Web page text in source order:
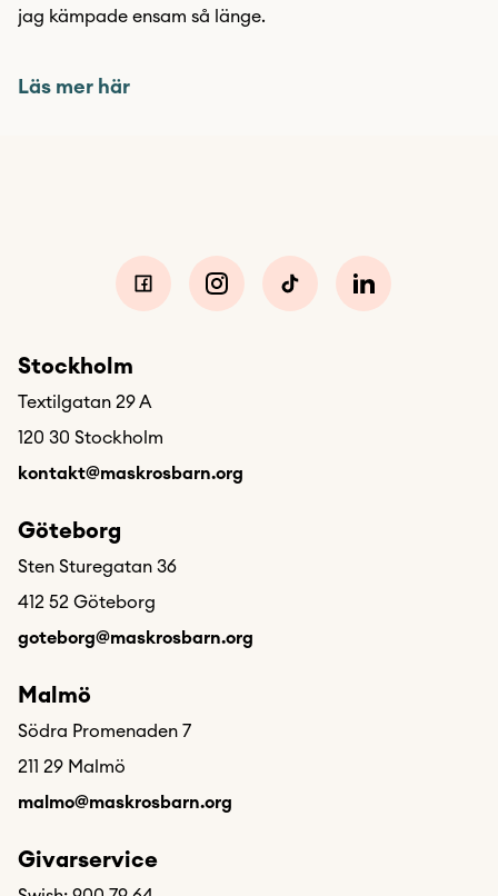
jag kämpade ensam så länge.
Läs mer här
Stockholm
Textilgatan 29 A
120 30 Stockholm
kontakt@maskrosbarn.org
Göteborg
Sten Sturegatan 36
412 52 Göteborg
goteborg@maskrosbarn.org
Malmö
Södra Promenaden 7
211 29 Malmö
malmo@maskrosbarn.org
Givarservice